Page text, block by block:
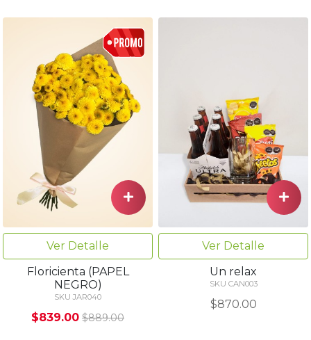
Ver Detalle
Floricienta (PAPEL
NEGRO)
SKU JAR040
$839.00 $889.00
Ver Detalle
Un relax
SKU CAN003
$870.00